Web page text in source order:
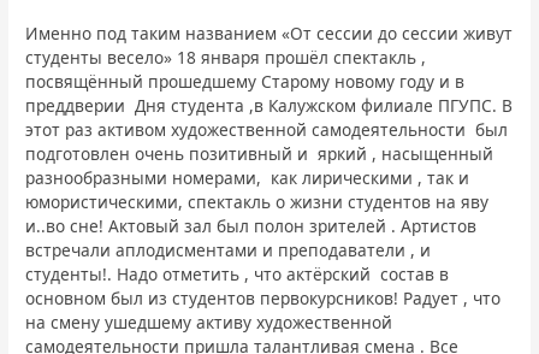
Именно под таким названием «От сессии до сессии живут
студенты весело» 18 января прошёл спектакль ,
посвящённый прошедшему Старому новому году и в
преддверии Дня студента ,в Калужском филиале ПГУПС. В
этот раз активом художественной самодеятельности был
подготовлен очень позитивный и яркий , насыщенный
разнообразными номерами, как лирическими , так и
юмористическими, спектакль о жизни студентов на яву
и..во сне! Актовый зал был полон зрителей . Артистов
встречали аплодисментами и преподаватели , и
студенты!. Надо отметить , что актёрский состав в
основном был из студентов первокурсников! Радует , что
на смену ушедшему активу художественной
самодеятельности пришла талантливая смена . Все